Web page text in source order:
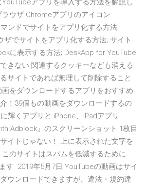
アプリを導入する方法を解説し
ウザ Chromeアプリのアイコン
ンドでサイトをアプリ化する方法;
ザでサイトをアプリ化する方法; サイト
に表示する方法; DeskApp for YouTube
きない 関連するクッキーなども消える
サイトであれば無理して削除すること
をダウンロードするアプリをおすすめ
！39個もの動画をダウンロードするの
輝くアプリと iPhone、iPadアプリ
Adblock」のスクリーンショット 1枚目
イトじゃない！ 上に表示された文字を
のサイトはスパムを低減するために
す 2019年5月7日 YouTubeの動画はサイ
ウンロードできますが、違法・規約違